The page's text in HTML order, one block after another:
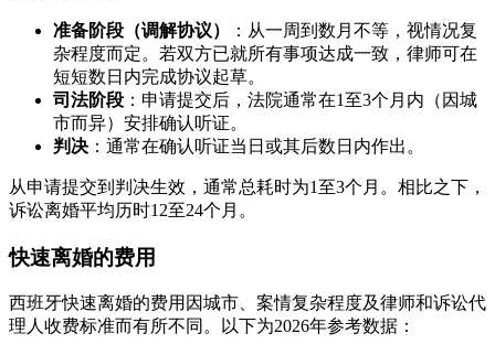
准备阶段（调解协议）
：从一周到数月不等，视情况复
杂程度而定。若双方已就所有事项达成一致，律师可在
短短数日内完成协议起草。
司法阶段 ：申请提交后，法院通常在1至3个月内（因城
市而异）安排确认听证。
判决 ：通常在确认听证当日或其后数日内作出。
从申请提交到判决生效，通常总耗时为1至3个月。相比之下，
诉讼离婚平均历时12至24个月。
快速离婚的费用
西班牙快速离婚的费用因城市、案情复杂程度及律师和诉讼代
理人收费标准而有所不同。以下为2026年参考数据：